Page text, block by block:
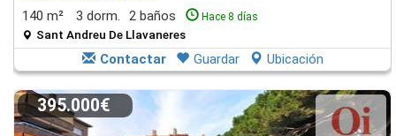
140 m²
3 dorm. 2 baños Hace 8 días
Sant Andreu De Llavaneres
Contactar Guardar Ubicación
395.000€